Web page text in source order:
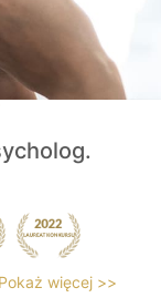
Pokaż więcej >>